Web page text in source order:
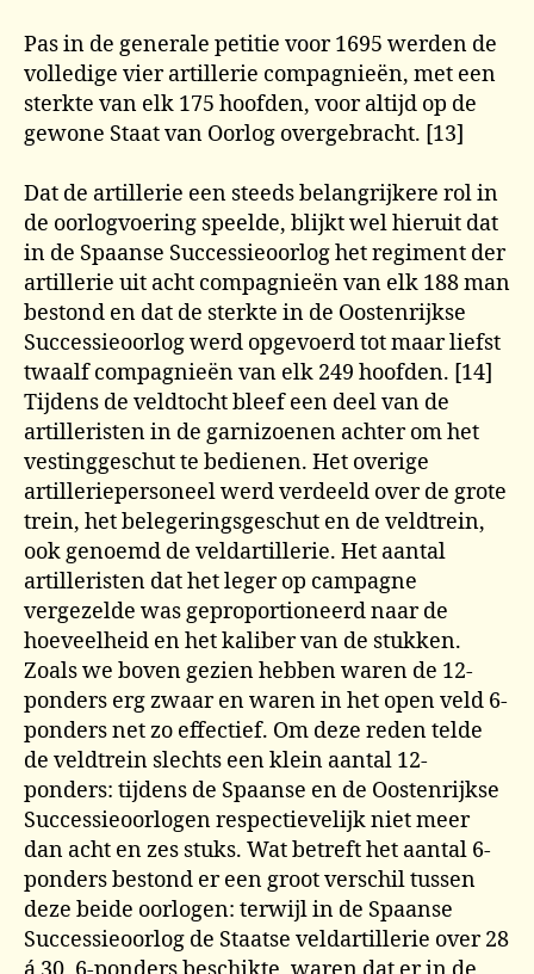
Pas in de generale petitie voor 1695 werden de
volledige vier artillerie compagnieën, met een
sterkte van elk 175 hoofden, voor altijd op de
gewone Staat van Oorlog overgebracht. [13]
Dat de artillerie een steeds belangrijkere rol in
de oorlogvoering speelde, blijkt wel hieruit dat
in de Spaanse Successieoorlog het regiment der
artillerie uit acht compagnieën van elk 188 man
bestond en dat de sterkte in de Oostenrijkse
Successieoorlog werd opgevoerd tot maar liefst
twaalf compagnieën van elk 249 hoofden. [14]
Tijdens de veldtocht bleef een deel van de
artilleristen in de garnizoenen achter om het
vestinggeschut te bedienen. Het overige
artilleriepersoneel werd verdeeld over de grote
trein, het belegeringsgeschut en de veldtrein,
ook genoemd de veldartillerie. Het aantal
artilleristen dat het leger op campagne
vergezelde was geproportioneerd naar de
hoeveelheid en het kaliber van de stukken.
Zoals we boven gezien hebben waren de 12-
ponders erg zwaar en waren in het open veld 6-
ponders net zo effectief. Om deze reden telde
de veldtrein slechts een klein aantal 12-
ponders: tijdens de Spaanse en de Oostenrijkse
Successieoorlogen respectievelijk niet meer
dan acht en zes stuks. Wat betreft het aantal 6-
ponders bestond er een groot verschil tussen
deze beide oorlogen: terwijl in de Spaanse
Successieoorlog de Staatse veldartillerie over 28